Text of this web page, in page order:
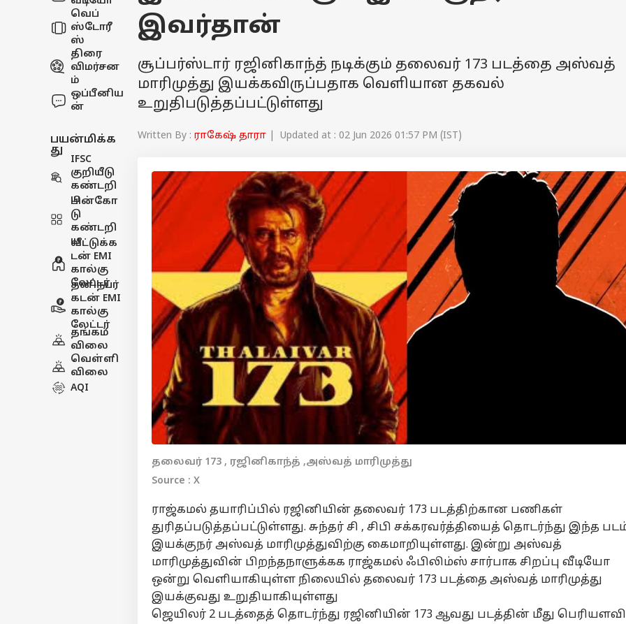
வெப்
ஸ்டோரீ
ஸ்
திரை
விமர்சன
ம்
ஒப்பீனிய
ன்
பயன்மிக்க
து
IFSC
குறியீடு
கண்டறி
ய
பின்கோ
டு
கண்டறி
ய
வீட்டுக்க
டன் EMI
கால்கு
லேட்டர்
தனிநபர்
கடன் EMI
கால்கு
லேட்டர்
தங்கம்
விலை
வெள்ளி
விலை
AQI
இவர்தான்
சூப்பர்ஸ்டார் ரஜினிகாந்த் நடிக்கும் தலைவர் 173 படத்தை அஸ்வத்
மாரிமுத்து இயக்கவிருப்பதாக வெளியான தகவல்
உறுதிபடுத்தப்பட்டுள்ளது
Written By : ராகேஷ் தாரா | Updated at : 02 Jun 2026 01:57 PM (IST)
தலைவர் 173 , ரஜினிகாந்த் ,அஸ்வத் மாரிமுத்து
Source : X
ராஜ்கமல் தயாரிப்பில் ரஜினியின் தலைவர் 173 படத்திற்கான பணிகள்
துரிதப்படுத்தப்பட்டுள்ளது. சுந்தர் சி , சிபி சக்கரவர்த்தியைத் தொடர்ந்து இந்த
இயக்குநர் அஸ்வத் மாரிமுத்துவிற்கு கைமாறியுள்ளது. இன்று அஸ்வத்
மாரிமுத்துவின் பிறந்தநாளுக்கக ராஜ்கமல் ஃபிலிம்ஸ் சார்பாக சிறப்பு வீடியோ
ஒன்று வெளியாகியுள்ள நிலையில் தலைவர் 173 படத்தை அஸ்வத் மாரிமுத்து
இயக்குவது உறுதியாகியுள்ளது
ஜெயிலர் 2 படத்தைத் தொடர்ந்து ரஜினியின் 173 ஆவது படத்தின் மீது